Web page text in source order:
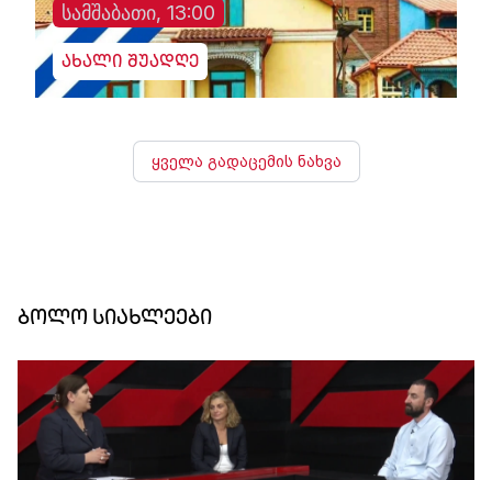
სამშაბათი, 13:00
ახალი შუადღე
ყველა გადაცემის ნახვა
ბოლო სიახლეები